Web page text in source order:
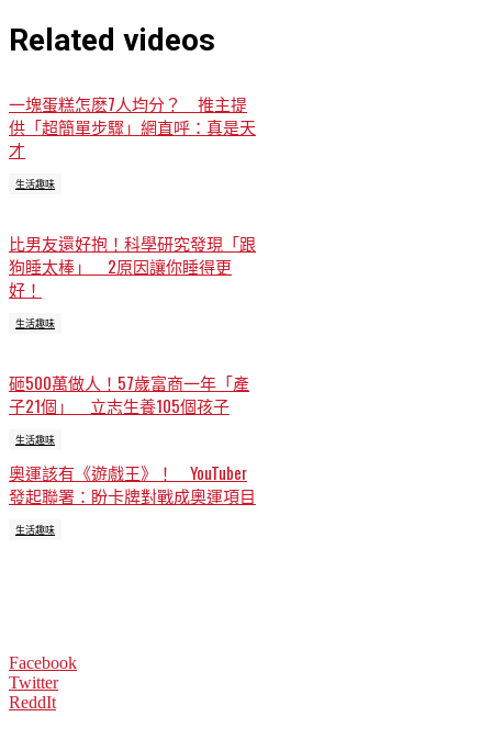
Related videos
一塊蛋糕怎麽7人均分？ 推主提
供「超簡單步驟」網直呼：真是天
才
生活趣味
比男友還好抱！科學研究發現「跟
狗睡太棒」 2原因讓你睡得更
好！
生活趣味
砸500萬做人！57歲富商一年「產
子21個」 立志生養105個孩子
生活趣味
奧運該有《遊戲王》！ YouTuber
發起聯署：盼卡牌對戰成奧運項目
生活趣味
Facebook
Twitter
ReddIt